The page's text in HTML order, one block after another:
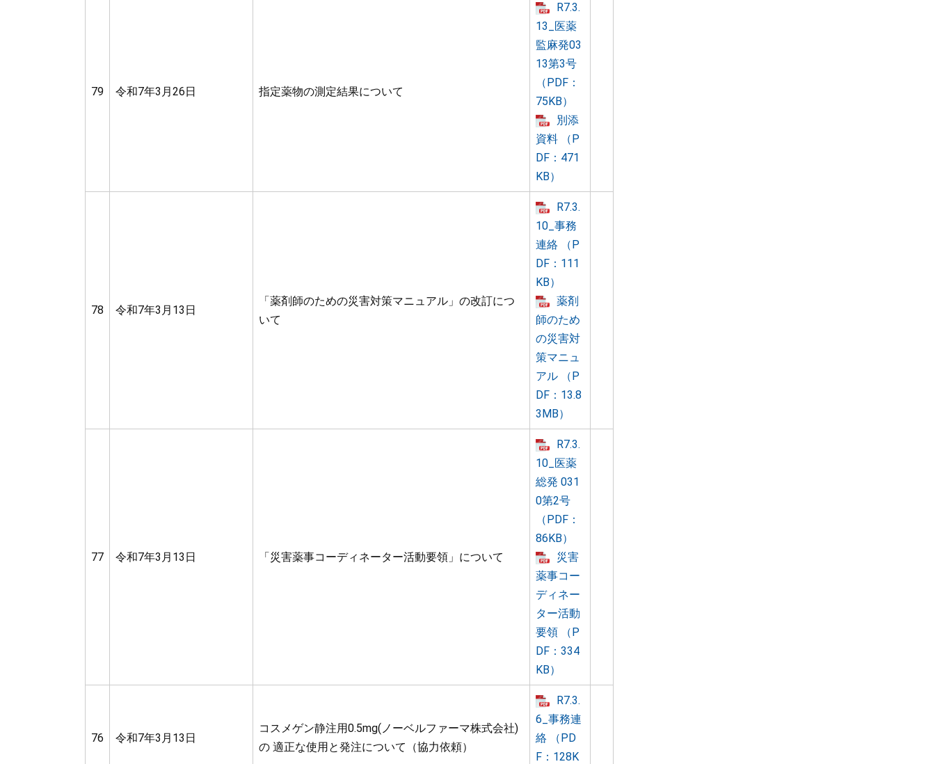
79 令和7年3月26日 指定薬物の測定結果について
R7.3.
13_医薬
監麻発03
13第3号
（PDF：
75KB）
別添
資料 （P
DF：471
KB）
78 令和7年3月13日
「薬剤師のための災害対策マニュアル」の改訂につ
いて
R7.3.
10_事務
連絡 （P
DF：111
KB）
薬剤
師のため
の災害対
策マニュ
アル （P
DF：13.8
3MB）
77 令和7年3月13日 「災害薬事コーディネーター活動要領」について
R7.3.
10_医薬
総発 031
0第2号
（PDF：
86KB）
災害
薬事コー
ディネー
ター活動
要領 （P
DF：334
KB）
76 令和7年3月13日
コスメゲン静注用0.5mg(ノーベルファーマ株式会社)
の 適正な使用と発注について（協力依頼）
R7.3.
6_事務連
絡 （PD
F：128K